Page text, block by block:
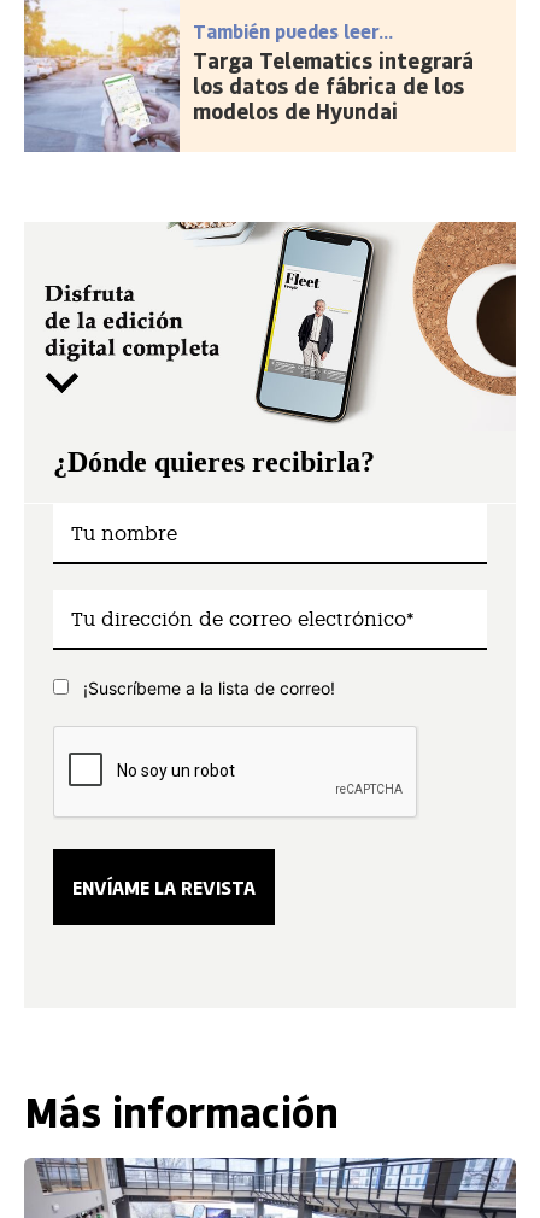
También puedes leer...
Targa Telematics integrará
los datos de fábrica de los
modelos de Hyundai
¿Dónde quieres recibirla?
¡Suscríbeme a la lista de correo!
Más información